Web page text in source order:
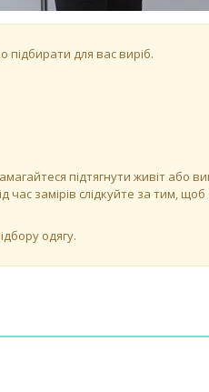
підбирати для вас виріб.
підтягнути живіт або
замірів слідкуйте за тим, щоб
одягу.